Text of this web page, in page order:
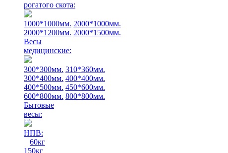
рогатого скота:
1000*1000мм. 2000*1000мм.
2000*1200мм. 2000*1500мм.
Весы
медицинские:
300*300мм. 310*360мм.
300*400мм. 400*400мм.
400*500мм. 450*600мм.
600*800мм. 800*800мм.
Бытовые
весы:
НПВ:
60кг
150кг